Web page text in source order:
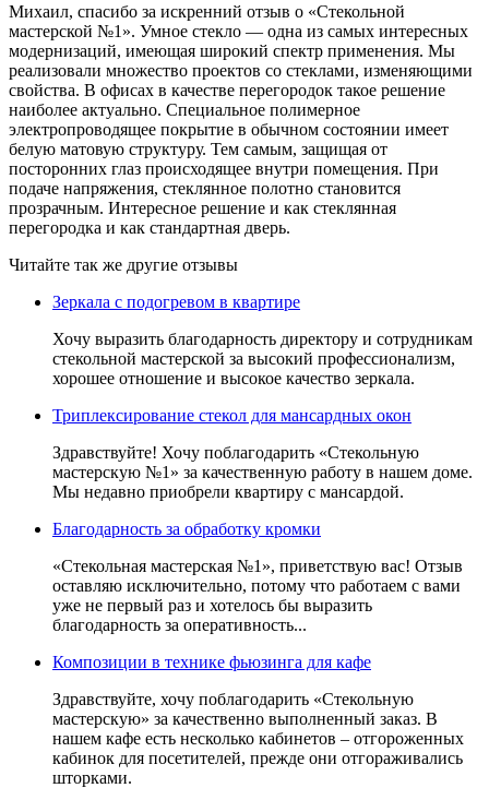
Михаил, спасибо за искренний отзыв о «Стекольной
мастерской №1». Умное стекло — одна из самых интересных
модернизаций, имеющая широкий спектр применения. Мы
реализовали множество проектов со стеклами, изменяющими
свойства. В офисах в качестве перегородок такое решение
наиболее актуально. Специальное полимерное
электропроводящее покрытие в обычном состоянии имеет
белую матовую структуру. Тем самым, защищая от
посторонних глаз происходящее внутри помещения. При
подаче напряжения, стеклянное полотно становится
прозрачным. Интересное решение и как стеклянная
перегородка и как стандартная дверь.
Читайте так же другие отзывы
Зеркала с подогревом в квартире
Хочу выразить благодарность директору и сотрудникам
стекольной мастерской за высокий профессионализм,
хорошее отношение и высокое качество зеркала.
Триплексирование стекол для мансардных окон
Здравствуйте! Хочу поблагодарить «Стекольную
мастерскую №1» за качественную работу в нашем доме.
Мы недавно приобрели квартиру с мансардой.
Благодарность за обработку кромки
«Стекольная мастерская №1», приветствую вас! Отзыв
оставляю исключительно, потому что работаем с вами
уже не первый раз и хотелось бы выразить
благодарность за оперативность...
Композиции в технике фьюзинга для кафе
Здравствуйте, хочу поблагодарить «Стекольную
мастерскую» за качественно выполненный заказ. В
нашем кафе есть несколько кабинетов – отгороженных
кабинок для посетителей, прежде они отгораживались
шторками.